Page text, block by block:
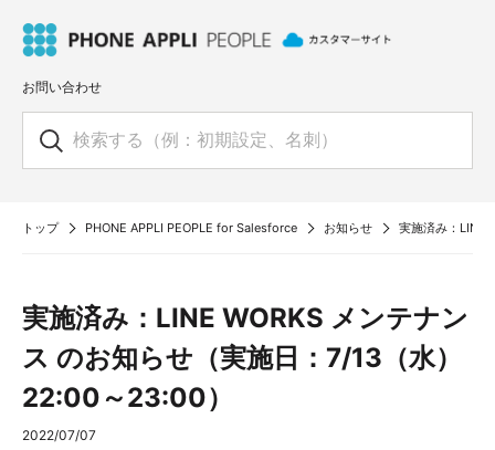
お問い合わせ
トップ PHONE APPLI PEOPLE for Salesforce お知らせ 実施済み：LINE
実施済み：LINE WORKS メンテナン
ス のお知らせ（実施日：7/13（水）
22:00～23:00）
2022/07/07